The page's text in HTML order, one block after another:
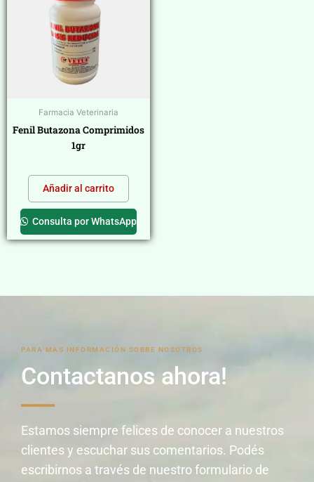
Farmacia Veterinaria
Fenil Butazona Comprimidos
1gr
Añadir al carrito
Consulta por WhatsApp
PARA MAS INFORMACIÓN SOBRE NOSOTROS
Contactanos ahora!
Estamos siempre felices de conocer a nuestros
clientes y escuchar sus comentarios. Podés
escribirnos a través de nuestro formulario de